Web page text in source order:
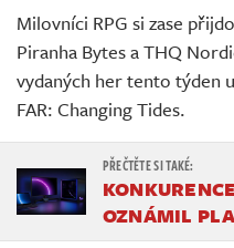
Milovníci RPG si zase
Piranha Bytes a THQ
vydaných her tento týden
FAR: Changing Tides.
OZNÁMIL